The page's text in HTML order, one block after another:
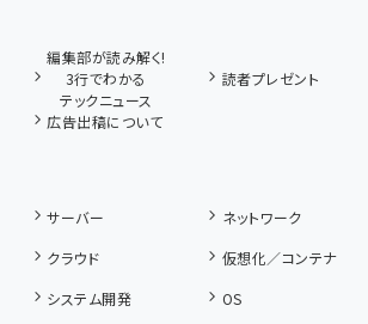
編集部が読み解く!
3行でわかる
テックニュース
読者プレゼント
広告出稿について
サーバー
ネットワーク
クラウド
仮想化／コンテナ
システム開発 OS